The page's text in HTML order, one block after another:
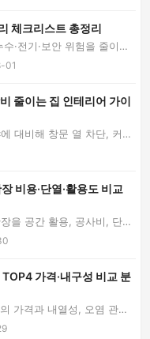
체크리스트 총정리
·전기·보안 위험을 줄이는
트와 귀가 직후 ...
01
줄이는 집 인테리어 가이
대비해 창문 열 차단, 커튼·
, 가구 배치, 소...
비용·단열·활용도 비교
을 공간 활용, 공사비, 단열·
방식별로 비교...
가격·내구성 비교 분
가격과 내열성, 오염 관리,
석·엔지니어드 ...